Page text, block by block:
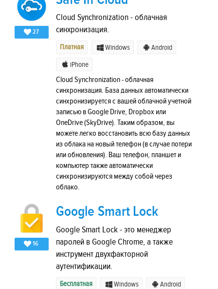
27
Cloud Synchronization - облачная
синхронизация.
Платная Windows Android
iPhone
Cloud Synchronization - облачная
синхронизация. База данных автоматически
синхронизируется с вашей облачной учетной
записью в Google Drive, Dropbox или
OneDrive (SkyDrive). Таким образом, вы
можете легко восстановить всю базу данных
из облака на новый телефон (в случае потери
или обновления). Ваш телефон, планшет и
компьютер также автоматически
синхронизируются между собой через
облако.
16
Google Smart Lock
Google Smart Lock - это менеджер
паролей в Google Chrome, а также
инструмент двухфакторной
аутентификации.
Бесплатная Windows Android